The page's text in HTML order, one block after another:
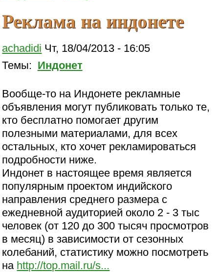
Реклама на индонете
achadidi Чт, 18/04/2013 - 16:05
Темы: Индонет
Вообще-то на Индонете рекламные
объявления могут публиковать только те,
кто бесплатно помогает другим
полезными материалами, для всех
остальных, кто хочет рекламироваться
подробности ниже.
Индонет в настоящее время является
популярным проектом индийского
направления среднего размера с
ежедневной аудиторией около 2 - 3 тыс
человек (от 120 до 300 тысяч просмотров
в месяц) в зависимости от сезонных
колебаний, статистику можно посмотреть
на http://top.mail.ru/s...